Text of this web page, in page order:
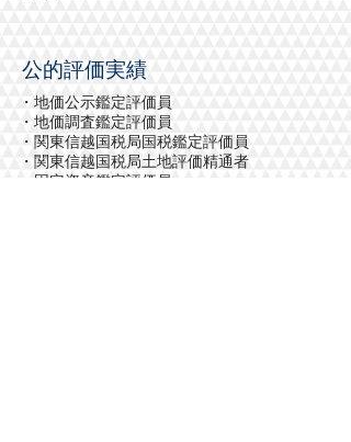
公的評価実績
・地価公示鑑定評価員
・地価調査鑑定評価員
・関東信越国税局国税鑑定評価員
・関東信越国税局土地評価精通者
・固定資産鑑定評価員